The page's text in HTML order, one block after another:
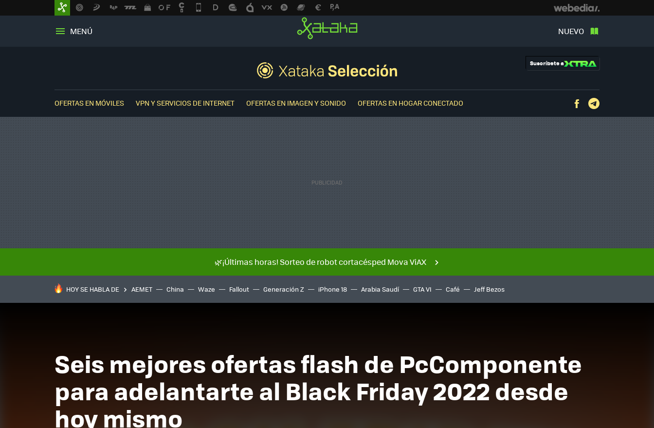
MENÚ NUEVO
Suscríbete a
OFERTAS EN MÓVILES VPN Y SERVICIOS DE INTERNET OFERTAS EN IMAGEN Y SONIDO OFERTAS EN HOGAR CONECTADO Facebook
🌿¡Últimas horas! Sorteo de robot cortacésped Mova ViAX
HOY SE HABLA DE AEMET China Waze Fallout Generación Z iPhone 18 Arabia Saudí GTA VI Café Jeff Bezos
Seis mejores ofertas flash de PcComponente
para adelantarte al Black Friday 2022 desde
hoy mismo